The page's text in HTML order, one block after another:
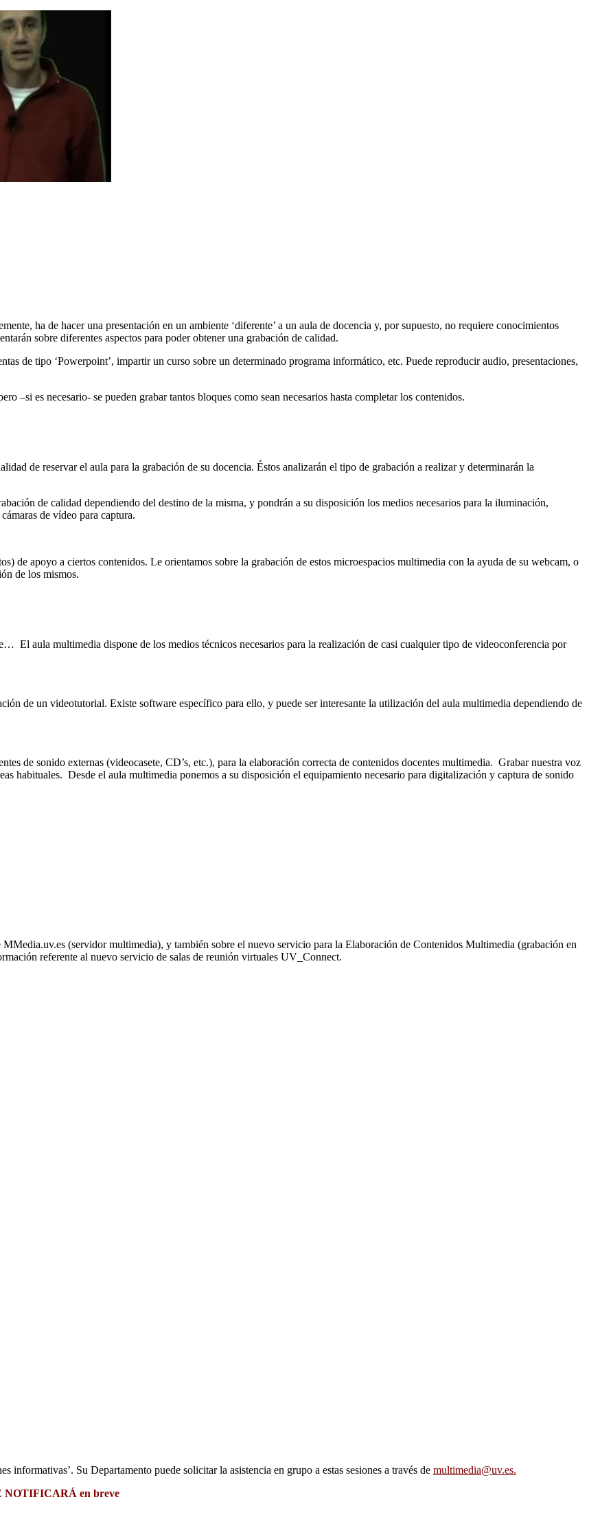
ha de hacer una presentación en un ambiente ‘diferente’ a un aula de docencia y, por supuesto, no requiere conocimientos
sobre diferentes aspectos para poder obtener una grabación de calidad.
de tipo ‘Powerpoint’, impartir un curso sobre un determinado programa informático, etc. Puede reproducir audio, presentaciones,
–si es necesario- se pueden grabar tantos bloques como sean necesarios hasta completar los contenidos.
de reservar el aula para la grabación de su docencia. Éstos analizarán el tipo de grabación a realizar y determinarán la
de calidad dependiendo del destino de la misma, y pondrán a su disposición los medios necesarios para la iluminación,
de vídeo para captura.
de apoyo a ciertos contenidos. Le orientamos sobre la grabación de estos microespacios multimedia con la ayuda de su webcam, o
de los mismos.
aula multimedia dispone de los medios técnicos necesarios para la realización de casi cualquier tipo de videoconferencia por
de un videotutorial. Existe software específico para ello, y puede ser interesante la utilización del aula multimedia dependiendo de
de sonido externas (videocasete, CD’s, etc.), para la elaboración correcta de contenidos docentes multimedia. Grabar nuestra voz
habituales. Desde el aula multimedia ponemos a su disposición el equipamiento necesario para digitalización y captura de sonido
(servidor multimedia), y también sobre el nuevo servicio para la Elaboración de Contenidos Multimedia (grabación en
referente al nuevo servicio de salas de reunión virtuales UV_Connect.
informativas’. Su Departamento puede solicitar la asistencia en grupo a estas sesiones a través de multimedia@uv.es.
NOTIFICARÁ en breve